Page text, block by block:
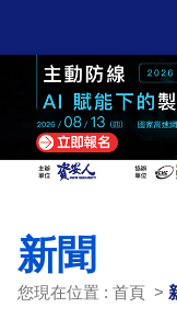
新聞
您現在位置 : 首頁 >